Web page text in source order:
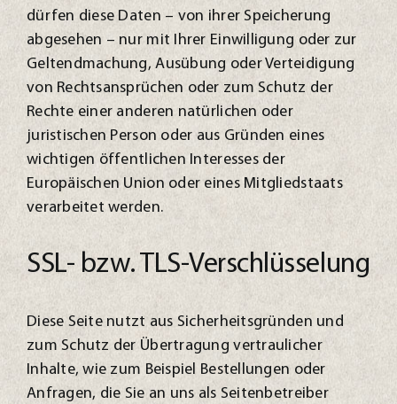
dürfen diese Daten – von ihrer Speicherung
abgesehen – nur mit Ihrer Einwilligung oder zur
Geltendmachung, Ausübung oder Verteidigung
von Rechtsansprüchen oder zum Schutz der
Rechte einer anderen natürlichen oder
juristischen Person oder aus Gründen eines
wichtigen öffentlichen Interesses der
Europäischen Union oder eines Mitgliedstaats
verarbeitet werden.
SSL- bzw. TLS-Verschlüsselung
Diese Seite nutzt aus Sicherheitsgründen und
zum Schutz der Übertragung vertraulicher
Inhalte, wie zum Beispiel Bestellungen oder
Anfragen, die Sie an uns als Seitenbetreiber